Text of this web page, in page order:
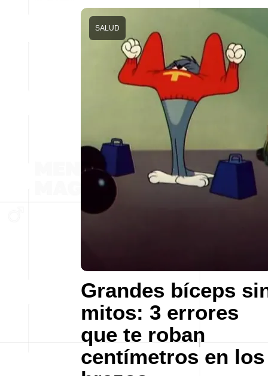
Grandes bíceps
mitos: 3 errores
que te roban
centímetros en los
SALUD